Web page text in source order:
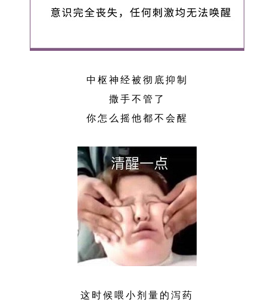
中枢神经被彻底抑制
撒手不管了
你怎么摇他都不会醒
这时候喂小剂量的泻药